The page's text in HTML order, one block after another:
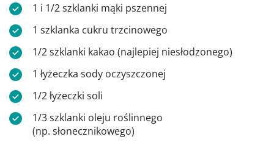
1 i 1/2 szklanki mąki pszennej
1 szklanka cukru trzcinowego
1/2 szklanki kakao (najlepiej niesłodzonego)
1 łyżeczka sody oczyszczonej
1/2 łyżeczki soli
1/3 szklanki oleju roślinnego
(np. słonecznikowego)